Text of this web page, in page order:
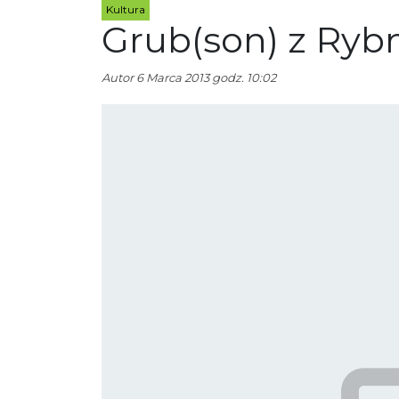
Kultura
Grub(son) z
Autor6 Marca 2013 godz. 10:02